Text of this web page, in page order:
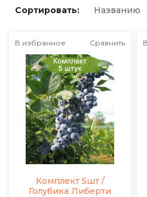
Сортировать: Названию
В избранное Сравнить
Комплект 5шт /
Голубика Либерти